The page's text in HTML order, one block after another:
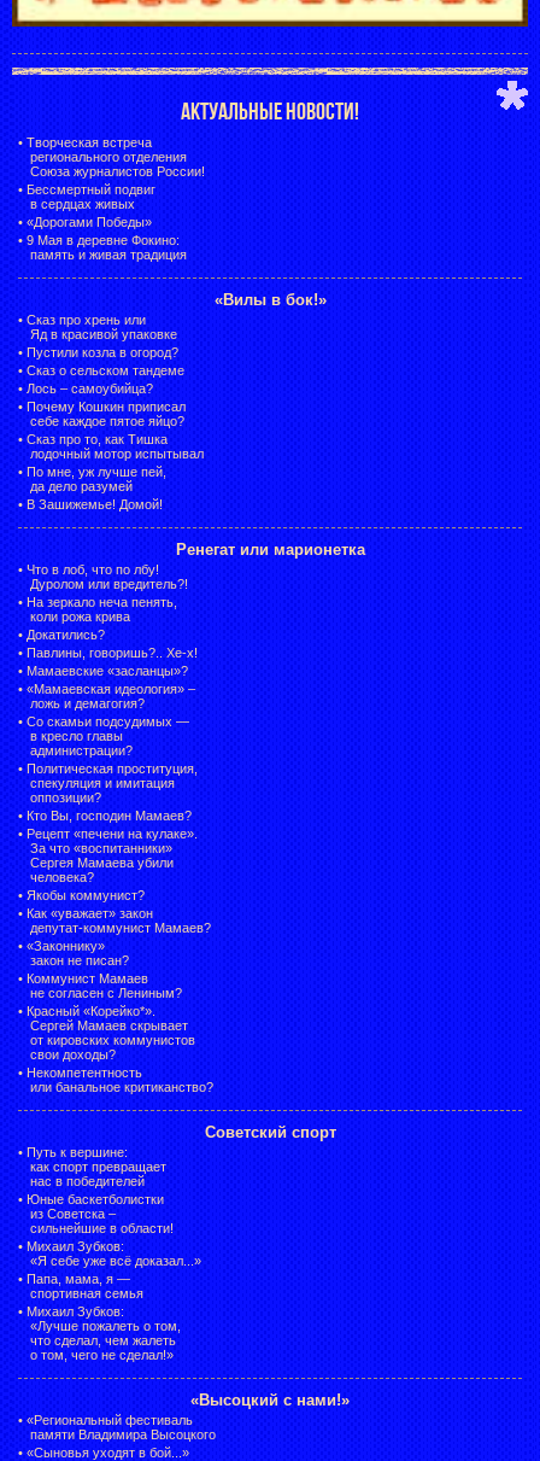
АКТУАЛЬНЫЕ НОВОСТИ!
• Творческая встреча
регионального отделения
Союза журналистов России!
• Бессмертный подвиг
в сердцах живых
• «Дорогами Победы»
• 9 Мая в деревне Фокино:
память и живая традиция
«Вилы в бок!»
• Сказ про хрень или
Яд в красивой упаковке
• Пустили козла в огород?
• Сказ о сельском тандеме
• Лось – самоубийца?
• Почему Кошкин приписал
себе каждое пятое яйцо?
• Сказ про то, как Тишка
лодочный мотор испытывал
• По мне, уж лучше пей,
да дело разумей
• В Зашижемье! Домой!
Ренегат или марионетка
• Что в лоб, что по лбу!
Дуролом или вредитель?!
• На зеркало неча пенять,
коли рожа крива
• Докатились?
• Павлины, говоришь?.. Хе-х!
• Мамаевские «засланцы»?
• «Мамаевская идеология» –
ложь и демагогия?
• Со скамьи подсудимых —
в кресло главы
администрации?
• Политическая проституция,
спекуляция и имитация
оппозиции?
• Кто Вы, господин Мамаев?
• Рецепт «печени на кулаке».
За что «воспитанники»
Сергея Мамаева убили
человека?
• Якобы коммунист?
• Как «уважает» закон
депутат-коммунист Мамаев?
• «Законнику»
закон не писан?
• Коммунист Мамаев
не согласен с Лениным?
• Красный «Корейко*».
Сергей Мамаев скрывает
от кировских коммунистов
свои доходы?
• Некомпетентность
или банальное критиканство?
Советский спорт
• Путь к вершине:
как спорт превращает
нас в победителей
• Юные баскетболистки
из Советска –
сильнейшие в области!
• Михаил Зубков:
«Я себе уже всё доказал...»
• Папа, мама, я —
спортивная семья
• Михаил Зубков:
«Лучше пожалеть о том,
что сделал, чем жалеть
о том, чего не сделал!»
«Высоцкий с нами!»
• «Региональный фестиваль
памяти Владимира Высоцкого
• «Сыновья уходят в бой...»